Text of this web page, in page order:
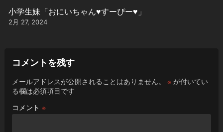
小学生妹「おにいちゃん♥️すーぴー♥️」
2月 27, 2024
コメントを残す
メールアドレスが公開されることはありません。 ※が付いてい
る欄は必須項目です
コメント ※